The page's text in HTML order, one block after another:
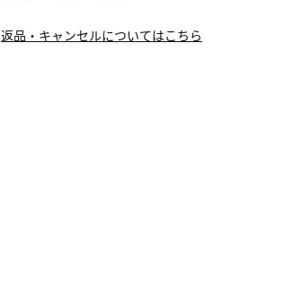
返品・キャンセルについてはこちら